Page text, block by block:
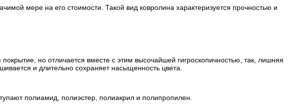
мере на его стоимости. Такой вид ковролина характеризуется прочностью и
но отличается вместе с этим высочайшей гигроскопичностью, так, лишняя
и длительно сохраняет насыщенность цвета.
полиамид, полиэстер, полиакрил и полипропилен.